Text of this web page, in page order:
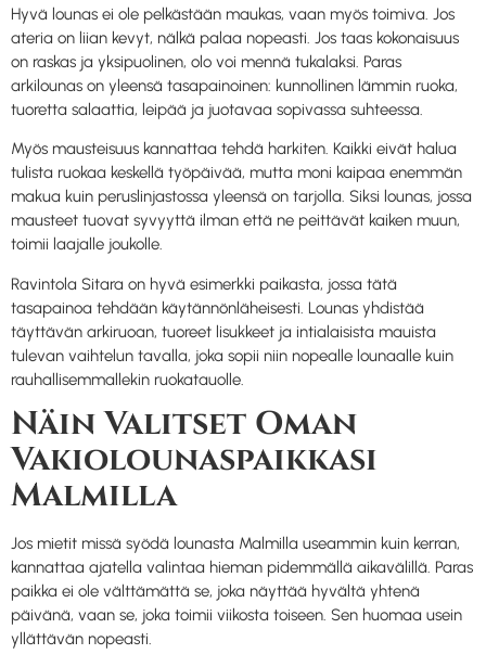
Hyvä lounas ei ole pelkästään maukas, vaan myös toimiva. Jos
ateria on liian kevyt, nälkä palaa nopeasti. Jos taas kokonaisuus
on raskas ja yksipuolinen, olo voi mennä tukalaksi. Paras
arkilounas on yleensä tasapainoinen: kunnollinen lämmin ruoka,
tuoretta salaattia, leipää ja juotavaa sopivassa suhteessa.
Myös mausteisuus kannattaa tehdä harkiten. Kaikki eivät halua
tulista ruokaa keskellä työpäivää, mutta moni kaipaa enemmän
makua kuin peruslinjastossa yleensä on tarjolla. Siksi lounas, jossa
mausteet tuovat syvyyttä ilman että ne peittävät kaiken muun,
toimii laajalle joukolle.
Ravintola Sitara on hyvä esimerkki paikasta, jossa tätä
tasapainoa tehdään käytännönläheisesti. Lounas yhdistää
täyttävän arkiruoan, tuoreet lisukkeet ja intialaisista mauista
tulevan vaihtelun tavalla, joka sopii niin nopealle lounaalle kuin
rauhallisemmallekin ruokatauolle.
Näin Valitset Oman
Vakiolounaspaikkasi
Malmilla
Jos mietit missä syödä lounasta Malmilla useammin kuin kerran,
kannattaa ajatella valintaa hieman pidemmällä aikavälillä. Paras
paikka ei ole välttämättä se, joka näyttää hyvältä yhtenä
päivänä, vaan se, joka toimii viikosta toiseen. Sen huomaa usein
yllättävän nopeasti.